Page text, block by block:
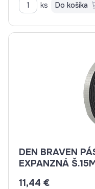
ks Do košíka
DEN BRAVEN
EXPANZNÁ
11,44 €